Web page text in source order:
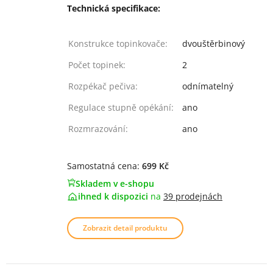
Technická specifikace:
Konstrukce topinkovače:
dvouštěrbinový
Počet topinek:
2
Rozpékač pečiva:
odnímatelný
Regulace stupně opékání:
ano
Rozmrazování:
ano
Samostatná cena: 699 Kč
Skladem v e-shopu
ihned k dispozici na 39 prodejnách
Zobrazit detail produktu